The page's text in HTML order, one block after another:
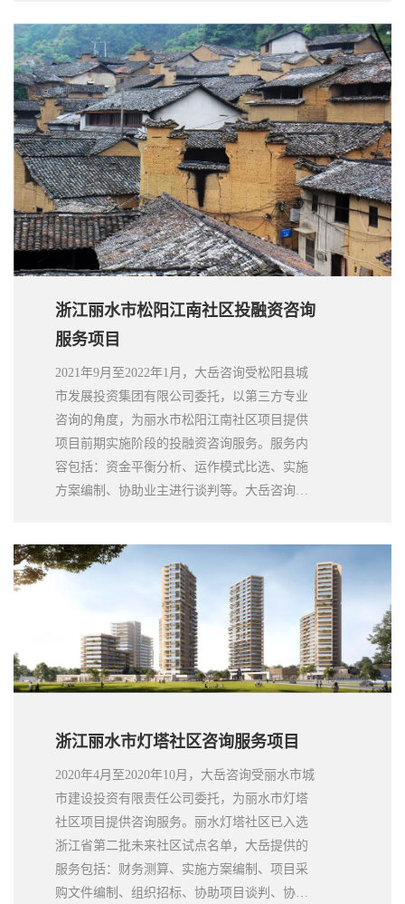
效、快速推进提供了有力支撑，保证了项目投
资运营合作方采购的有效落地，以及项目的顺
利推进。
浙江丽水市松阳江南社区投融资咨询
服务项目
2021年9月至2022年1月，大岳咨询受松阳县城
市发展投资集团有限公司委托，以第三方专业
咨询的角度，为丽水市松阳江南社区项目提供
项目前期实施阶段的投融资咨询服务。服务内
容包括：资金平衡分析、运作模式比选、实施
方案编制、协助业主进行谈判等。大岳咨询负
浙江丽水市灯塔社区咨询服务项目
2020年4月至2020年10月，大岳咨询受丽水市城
市建设投资有限责任公司委托，为丽水市灯塔
社区项目提供咨询服务。丽水灯塔社区已入选
浙江省第二批未来社区试点名单，大岳提供的
服务包括：财务测算、实施方案编制、项目采
购文件编制、组织招标、协助项目谈判、协助